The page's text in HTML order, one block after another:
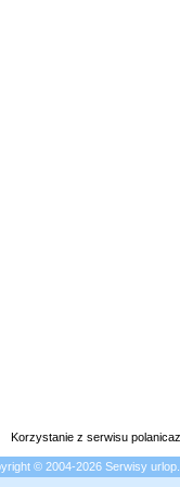
Korzystanie z serwisu
© 2004-2026 Serwisy